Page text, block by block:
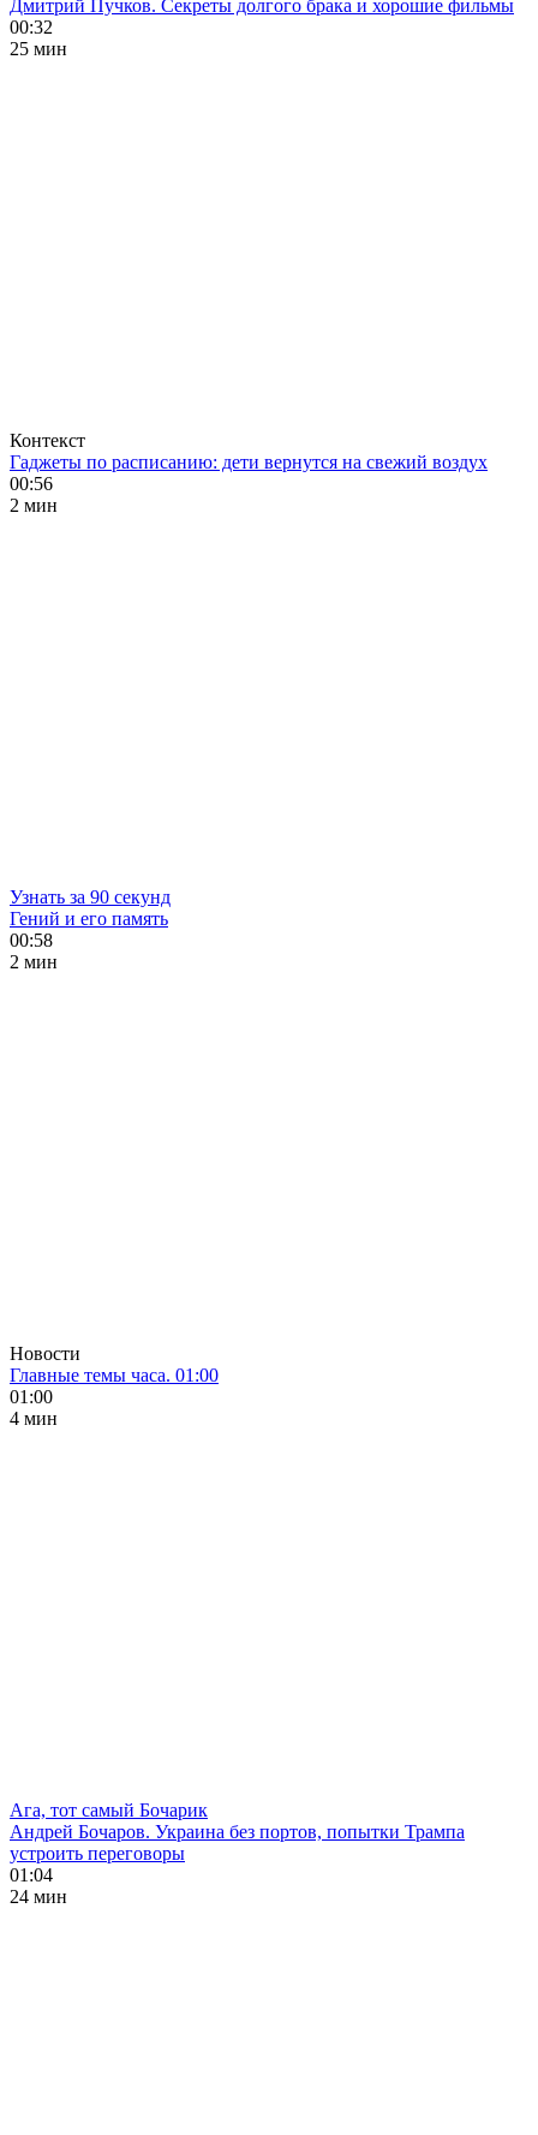
Дмитрий Пучков. Секреты долгого брака и хорошие фильмы
00:32
25 мин
Контекст
Гаджеты по расписанию: дети вернутся на свежий воздух
00:56
2 мин
Узнать за 90 секунд
Гений и его память
00:58
2 мин
Новости
Главные темы часа. 01:00
01:00
4 мин
Ага, тот самый Бочарик
Андрей Бочаров. Украина без портов, попытки Трампа
устроить переговоры
01:04
24 мин